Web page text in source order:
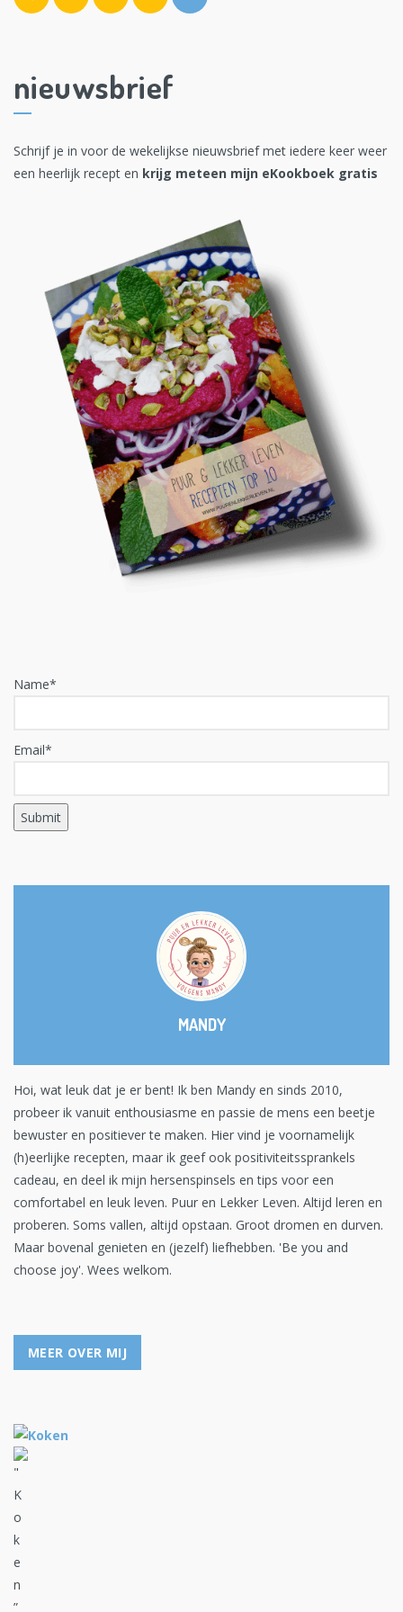
nieuwsbrief
Schrijf je in voor de wekelijkse nieuwsbrief met iedere keer weer
een heerlijk recept en krijg meteen mijn eKookboek gratis
Name*
Email*
MANDY
Hoi, wat leuk dat je er bent! Ik ben Mandy en sinds 2010,
probeer ik vanuit enthousiasme en passie de mens een beetje
bewuster en positiever te maken. Hier vind je voornamelijk
(h)eerlijke recepten, maar ik geef ook positiviteitssprankels
cadeau, en deel ik mijn hersenspinsels en tips voor een
comfortabel en leuk leven. Puur en Lekker Leven. Altijd leren en
proberen. Soms vallen, altijd opstaan. Groot dromen en durven.
Maar bovenal genieten en (jezelf) liefhebben. 'Be you and
choose joy'. Wees welkom.
MEER OVER MIJ